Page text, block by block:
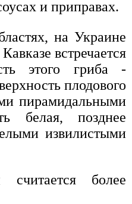
и приправах.
на Украине
встречается
этого гриба -
плодового
пирамидальными
белая, позднее
извилистыми
более